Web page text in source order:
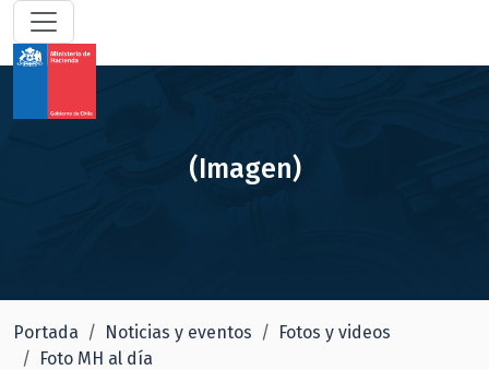
(Imagen)
Portada Noticias y eventos
Fotos y videos
Foto MH al día